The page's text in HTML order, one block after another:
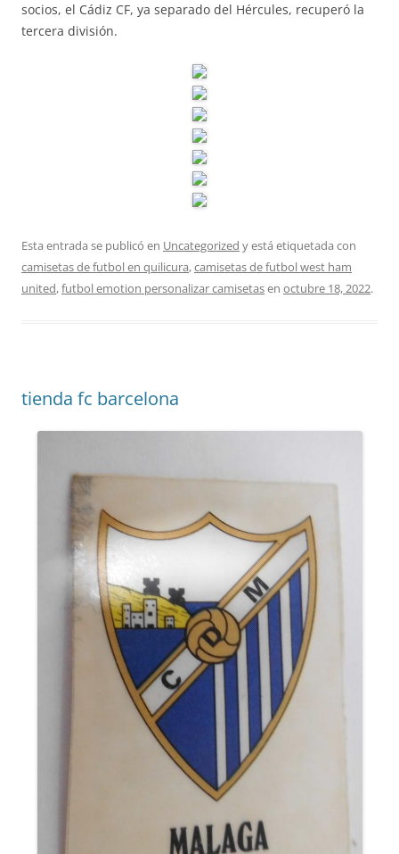
socios, el Cádiz CF, ya separado del Hércules, recuperó la
tercera división.
Esta entrada se publicó en Uncategorized y está etiquetada con
camisetas de futbol en quilicura,camisetas de futbol west ham
united,futbol emotion personalizar camisetasen octubre 18, 2022.
tienda fc barcelona